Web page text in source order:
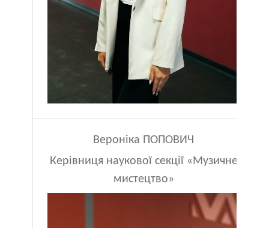
Вероніка ПОПОВИЧ
Керівниця наукової секції «Музичне
мистецтво»